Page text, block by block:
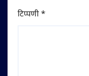
टिप्पणी*